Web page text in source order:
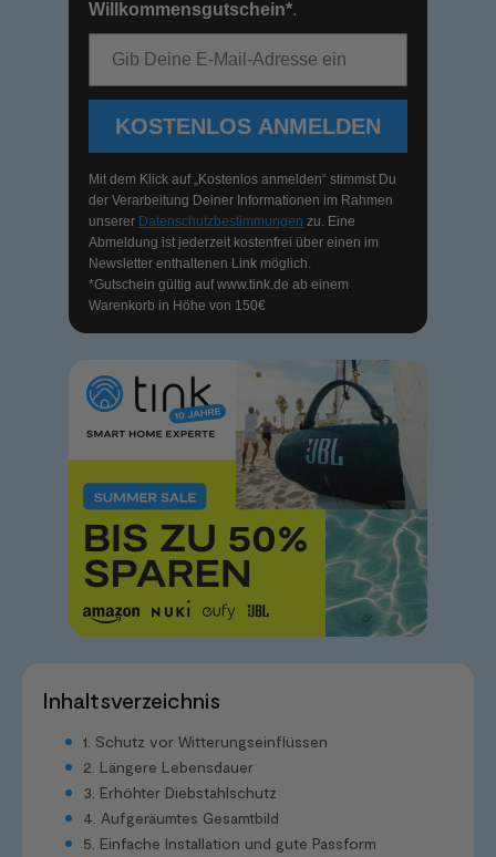
Willkommensgutschein*.
KOSTENLOS ANMELDEN
Mit dem Klick auf „Kostenlos anmelden“ stimmst Du
der Verarbeitung Deiner Informationen im Rahmen
unserer Datenschutzbestimmungen zu. Eine
Abmeldung ist jederzeit kostenfrei über einen im
Newsletter enthaltenen Link möglich.
*Gutschein gültig aufwww.tink.de ab einem
Warenkorb in Höhe von 150€
Inhaltsverzeichnis
1. Schutz vor Witterungseinflüssen
2. Längere Lebensdauer
3. Erhöhter Diebstahlschutz
4. Aufgeräumtes Gesamtbild
5. Einfache Installation und gute Passform